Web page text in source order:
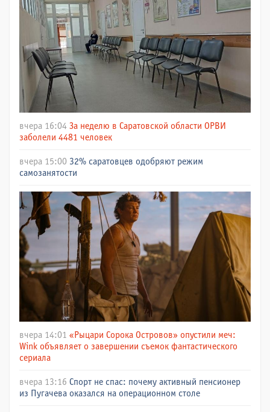
вчера 16:04 За неделю в Саратовской области ОРВИ
заболели 4481 человек
вчера 15:00 32% саратовцев одобряют режим
самозанятости
вчера 14:01 «Рыцари Сорока Островов» опустили меч:
Wink объявляет о завершении съемок фантастического
сериала
вчера 13:16 Спорт не спас: почему активный пенсионер
из Пугачева оказался на операционном столе